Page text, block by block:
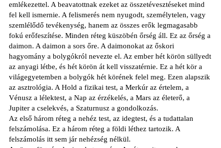
emlékezettel. A beavatottnak ezeket az összetévesztéseket mind
fel kell ismernie. A felismerés nem nyugodt, személytelen, vagy
szemlélődő tevékenység, hanem az összes erők legmagasabb
fokú erőfeszítése. Minden réteg küszöbén őrség áll. Ez az őrség a
daimon. A daimon a sors őre. A daimonokat az őskori
hagyomány a bolygókról nevezte el. Az ember hét körön süllyedt
az anyagi létbe, és hét körön át kell visszatérnie. Ez a hét kör a
világegyetemben a bolygók hét körének felel meg. Ezen alapszik
az asztrológia. A Hold a fizikai test, a Merkúr az értelem, a
Vénusz a lélektest, a Nap az érzékelés, a Mars az életerő, a
Jupiter a cselekvés, a Szaturnusz a gondolkozás.
Az első három réteg a nehéz test, az idegtest, és a tudattalan
felszámolása. Ez a három réteg a földi léthez tartozik. A
felszámolás itt sem jár nehézség nélkül.